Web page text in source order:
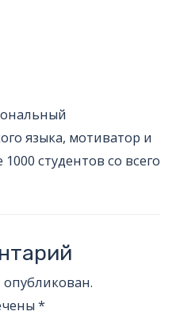
языка, мотиватор и
студентов со всего
*